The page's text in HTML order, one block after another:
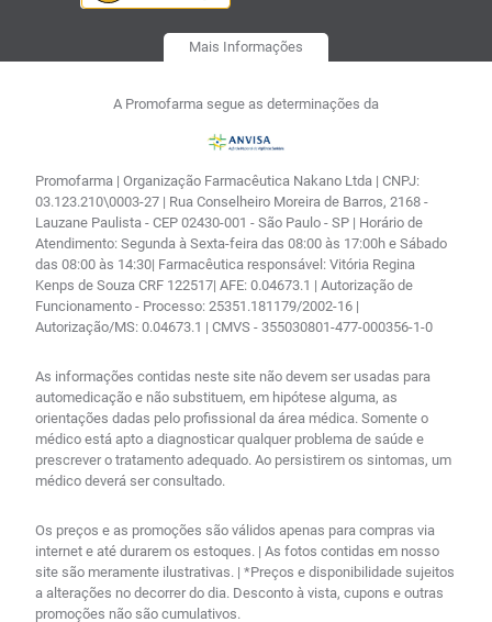
Mais Informações
A Promofarma segue as determinações da
Promofarma | Organização Farmacêutica Nakano Ltda | CNPJ:
03.123.210\0003-27 | Rua Conselheiro Moreira de Barros, 2168 -
Lauzane Paulista - CEP 02430-001 - São Paulo - SP | Horário de
Atendimento: Segunda à Sexta-feira das 08:00 às 17:00h e Sábado
das 08:00 às 14:30| Farmacêutica responsável: Vitória Regina
Kenps de Souza CRF 122517| AFE: 0.04673.1 | Autorização de
Funcionamento - Processo: 25351.181179/2002-16 |
Autorização/MS: 0.04673.1 | CMVS - 355030801-477-000356-1-0
As informações contidas neste site não devem ser usadas para
automedicação e não substituem, em hipótese alguma, as
orientações dadas pelo profissional da área médica. Somente o
médico está apto a diagnosticar qualquer problema de saúde e
prescrever o tratamento adequado. Ao persistirem os sintomas, um
médico deverá ser consultado.
Os preços e as promoções são válidos apenas para compras via
internet e até durarem os estoques. | As fotos contidas em nosso
site são meramente ilustrativas. | *Preços e disponibilidade sujeitos
a alterações no decorrer do dia. Desconto à vista, cupons e outras
promoções não são cumulativos.